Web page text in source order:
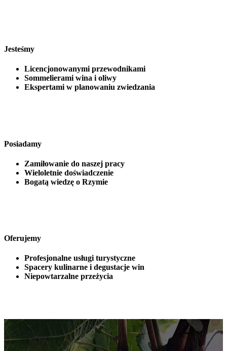
Jesteśmy
Licencjonowanymi przewodnikami
Sommelierami wina i oliwy
Ekspertami w planowaniu zwiedzania
Posiadamy
Zamiłowanie do naszej pracy
Wieloletnie doświadczenie
Bogatą wiedzę o Rzymie
Oferujemy
Profesjonalne usługi turystyczne
Spacery kulinarne i degustacje win
Niepowtarzalne przeżycia